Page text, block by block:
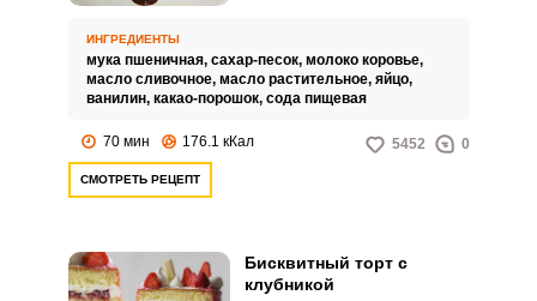
рецептом? Бисквитный торт
шоколадный точно придется по
вкусу даже гурманам.
ИНГРЕДИЕНТЫ
мука пшеничная, сахар-песок, молоко коровье,
масло сливочное, масло растительное, яйцо,
ванилин, какао-порошок, сода пищевая
70 мин 176.1 кКал 5452 0
СМОТРЕТЬ РЕЦЕПТ
Бисквитный торт с
клубникой